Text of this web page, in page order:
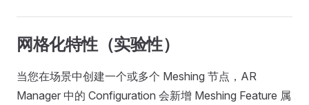
网格化特性（实验性）
当您在场景中创建一个或多个 Meshing 节点，AR
Manager 中的 Configuration 会新增 Meshing Feature 属